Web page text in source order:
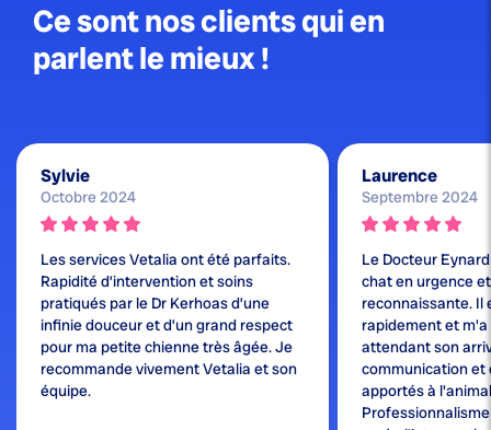
Ce sont nos clients qui en
parlent le mieux !
Sylvie
Octobre 2024
Les services Vetalia ont été parfaits.
Rapidité d’intervention et soins
pratiqués par le Dr Kerhoas d’une
infinie douceur et d’un grand respect
pour ma petite chienne très âgée. Je
recommande vivement Vetalia et son
équipe.
Laurence
Septembre 2024
Le Docteur
chat en urgence
reconnaissante. Il
rapidement et m'a
attendant son
communication et
apportés à